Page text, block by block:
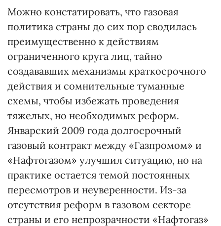
Можно констатировать, что газовая
политика страны до сих пор сводилась
преимущественно к действиям
ограниченного круга лиц, тайно
создававших механизмы краткосрочного
действия и сомнительные туманные
схемы, чтобы избежать проведения
тяжелых, но необходимых реформ.
Январский 2009 года долгосрочный
газовый контракт между «Газпромом» и
«Нафтогазом» улучшил ситуацию, но на
практике остается темой постоянных
пересмотров и неуверенности. Из-за
отсутствия реформ в газовом секторе
страны и его непрозрачности «Нафтогаз»